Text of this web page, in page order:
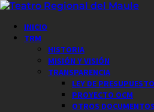
Saltar
contenido
Menú
principal
INICIO
TRM
HISTORIA
MISIÓN Y VISIÓN
TRANSPARENCIA
LEY DE PRESUPUESTO
PROYECTO OCM
OTROS DOCUMENTOS